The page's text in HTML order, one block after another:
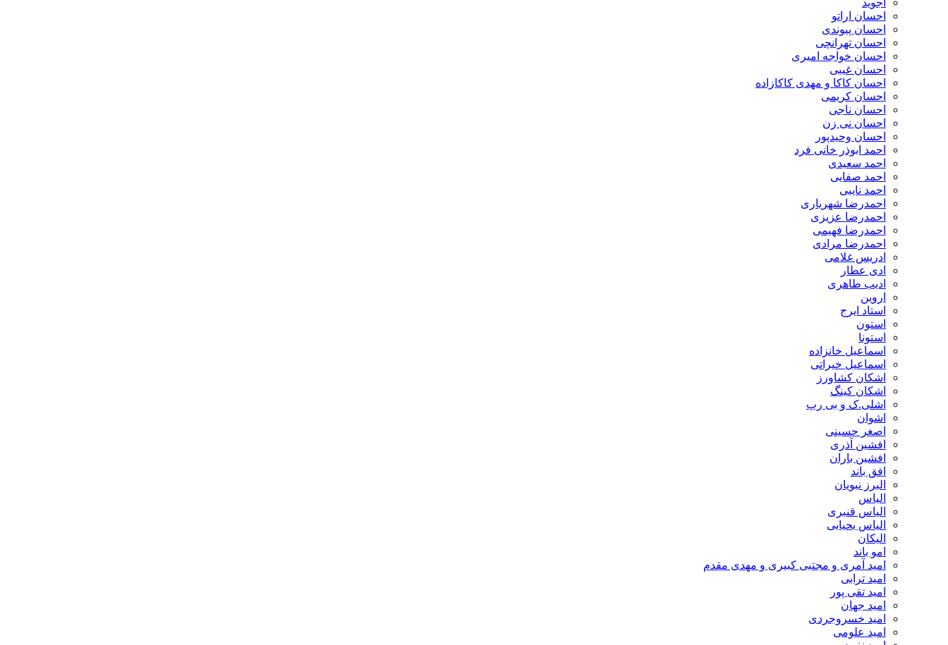
احسان اراتو
احسان پیوندی
احسان تهرانچی
احسان خواجه امیری
احسان غیبی
احسان کاکا و مهدی کاکازاده
احسان کریمی
احسان ناجی
احسان نی زن
احسان وحیدپور
احمد ابوذر خانی فرد
احمد سعیدی
احمد صفایی
احمد نایبی
احمدرضا شهریاری
احمدرضا عزیزی
احمدرضا فهیمی
احمدرضا مرادی
ادریس غلامی
ادی عطار
ادیب طاهری
اروین
استاد ایرج
استون
استونا
اسماعیل خانزاده
اسماعیل خیراتی
اشکان کشاورز
اشکان کینگ
اشلی.ک و بی رپ
اشوان
اصغر حسینی
افشین آذری
افشین باران
افق باند
البرز نبویان
الیاس
الیاس قنبرى
الیاس یحیایی
الیکان
امو باند
امید آمری و مجتبی کبیری و مهدى مقدم
امید ترابی
امید تقی پور
امید جهان
امید خسروجردی
امید علومی